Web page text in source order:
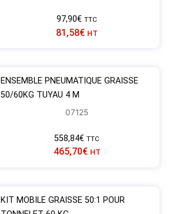
97,90€ TTC
81,58€ HT
ENSEMBLE PNEUMATIQUE GRAISSE
50/60KG TUYAU 4 M
07125
558,84€ TTC
465,70€ HT
KIT MOBILE GRAISSE 50:1 POUR